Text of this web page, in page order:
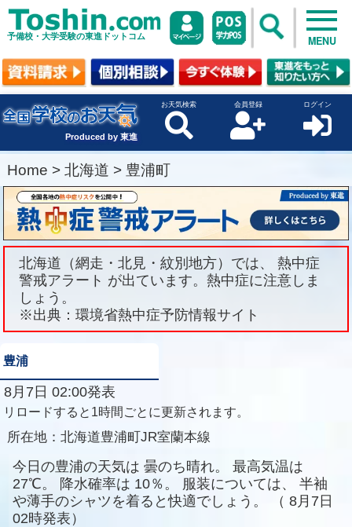
予備校・大学受験の東進ドットコム MENU
Produced by 東進
お天気検索 会員登録 ログイン
Home > 北海道 > 豊浦町
北海道（網走・北見・紋別地方）では、 熱中症
警戒アラート が出ています。熱中症に注意しま
しょう。
※出典：環境省熱中症予防情報サイト
豊浦
8月7日 02:00発表
リロードすると1時間ごとに更新されます。
所在地： 北海道豊浦町JR室蘭本線
今日の豊浦の天気は 曇のち晴れ。
最高気温は
27℃。
降水確率は 10％。 服装については、
半袖
や薄手のシャツを着ると快適でしょう。
（ 8月7日
02時発表）